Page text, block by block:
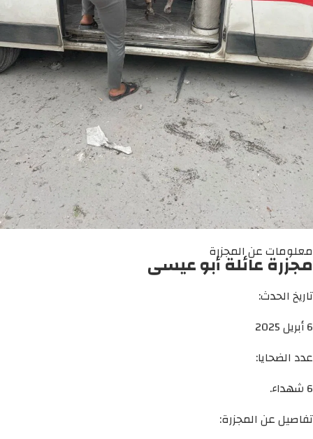
معلومات عن المجزرة
مجزرة عائلة أبو عيسى
تاريخ الحدث:
6 أبريل 2025
عدد الضحايا:
6 شهداء.
تفاصيل عن المجزرة: